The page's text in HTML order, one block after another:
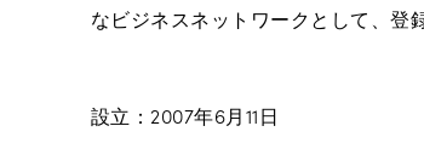
なビジネスネットワークとして、登
設立：2007年6月11日